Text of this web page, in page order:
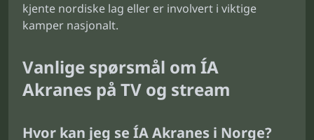
kjente nordiske lag eller er involvert i viktige
kamper nasjonalt.
Vanlige spørsmål om ÍA
Akranes på TV og stream
Hvor kan jeg se ÍA Akranes i Norge?